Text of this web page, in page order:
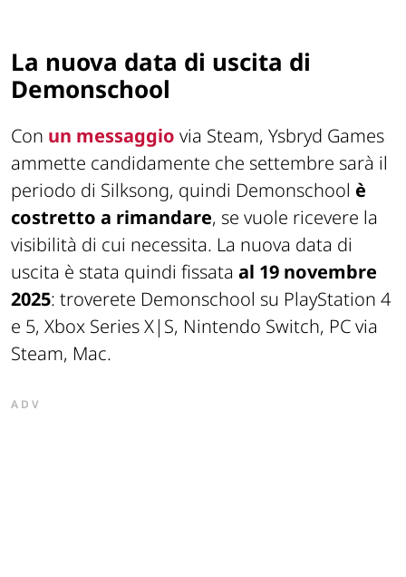
La nuova data di uscita di
Demonschool
Con un messaggio via Steam, Ysbryd Games
ammette candidamente che settembre sarà il
periodo di Silksong, quindi Demonschool è
costretto a rimandare, se vuole ricevere la
visibilità di cui necessita. La nuova data di
uscita è stata quindi fissata al 19 novembre
2025: troverete Demonschool su PlayStation 4
e 5, Xbox Series X|S, Nintendo Switch, PC via
Steam, Mac.
ADV